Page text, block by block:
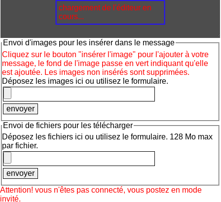
chargement de l'éditeur en
cours...
Envoi d'images pour les insérer dans le message
Cliquez sur le bouton "insérer l'image" pour l'ajouter à votre
message, le fond de l'image passe en vert indiquant qu'elle
est ajoutée. Les images non insérés sont supprimées.
Déposez les images ici ou utilisez le formulaire.
Envoi de fichiers pour les télécharger
Déposez les fichiers ici ou utilisez le formulaire. 128 Mo max
par fichier.
Attention! vous n'êtes pas connecté, vous postez en mode
invité.